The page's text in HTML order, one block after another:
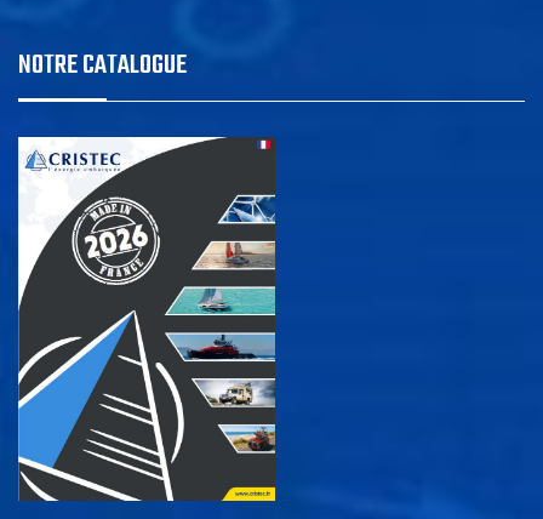
NOTRE CATALOGUE